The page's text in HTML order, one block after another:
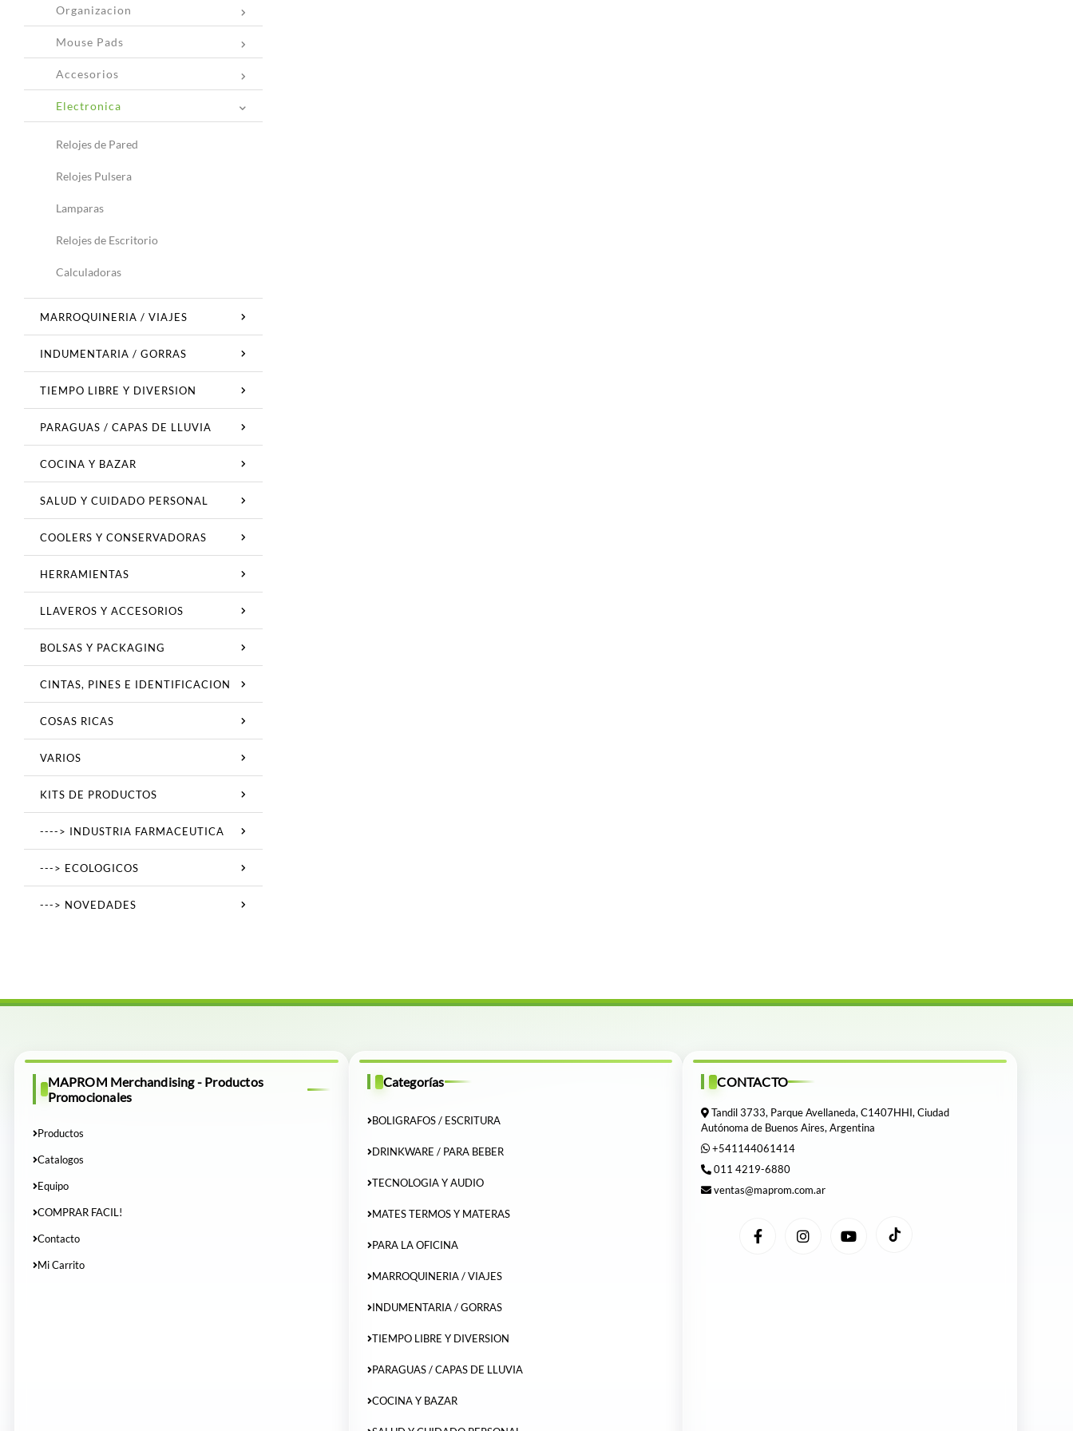
Organizacion
Mouse Pads
Accesorios
Electronica
Relojes de Pared
Relojes Pulsera
Lamparas
Relojes de Escritorio
Calculadoras
MARROQUINERIA / VIAJES
INDUMENTARIA / GORRAS
TIEMPO LIBRE Y DIVERSION
PARAGUAS / CAPAS DE LLUVIA
COCINA Y BAZAR
SALUD Y CUIDADO PERSONAL
COOLERS Y CONSERVADORAS
HERRAMIENTAS
LLAVEROS Y ACCESORIOS
BOLSAS Y PACKAGING
CINTAS, PINES E IDENTIFICACION
COSAS RICAS
VARIOS
KITS DE PRODUCTOS
----> INDUSTRIA FARMACEUTICA
---> ECOLOGICOS
---> NOVEDADES
MAPROM Merchandising - Productos
Promocionales
Productos
Catalogos
Equipo
COMPRAR FACIL!
Contacto
Mi Carrito
Categorías
BOLIGRAFOS / ESCRITURA
DRINKWARE / PARA BEBER
TECNOLOGIA Y AUDIO
MATES TERMOS Y MATERAS
PARA LA OFICINA
MARROQUINERIA / VIAJES
INDUMENTARIA / GORRAS
TIEMPO LIBRE Y DIVERSION
PARAGUAS / CAPAS DE LLUVIA
COCINA Y BAZAR
CONTACTO
Tandil 3733, Parque Avellaneda, C1407HHI, Ciudad
Autónoma de Buenos Aires, Argentina
+541144061414
011 4219-6880
ventas@maprom.com.ar